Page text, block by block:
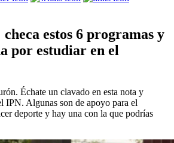
estos 6 programas y
por estudiar en el
Échate un clavado en esta nota y
IPN. Algunas son de apoyo para el
deporte y hay una con la que podrías